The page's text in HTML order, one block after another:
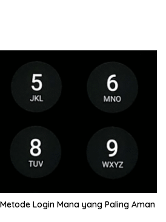
Login Mana yang Paling Aman